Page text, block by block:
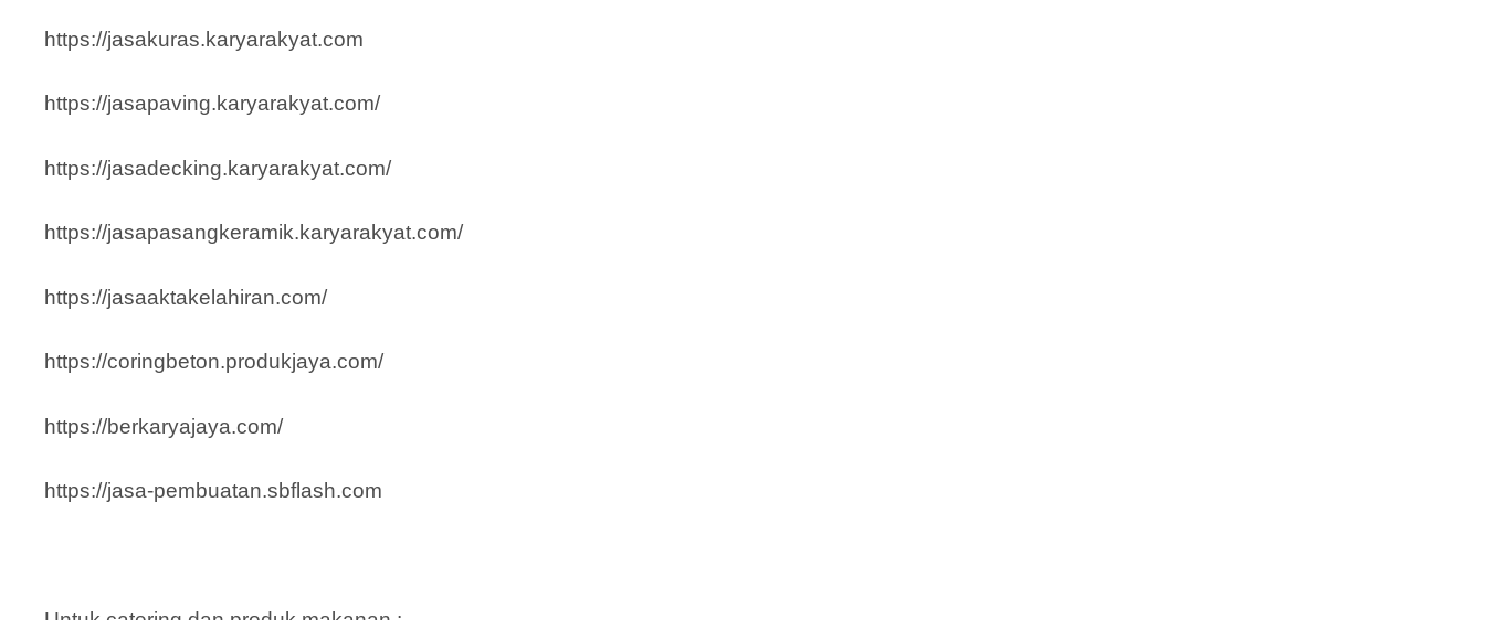
https://jasakuras.karyarakyat.com
https://jasapaving.karyarakyat.com/
https://jasadecking.karyarakyat.com/
https://jasapasangkeramik.karyarakyat.com/
https://jasaaktakelahiran.com/
https://coringbeton.produkjaya.com/
https://berkaryajaya.com/
https://jasa-pembuatan.sbflash.com